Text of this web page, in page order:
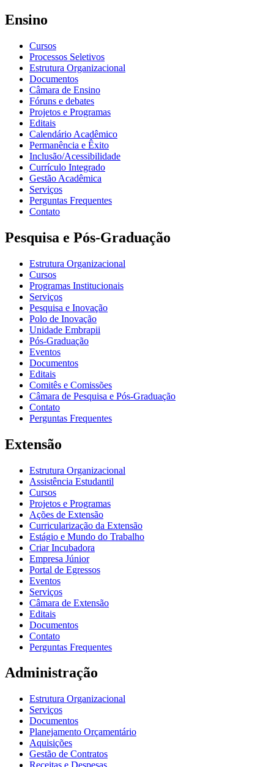
Ensino
Cursos
Processos Seletivos
Estrutura Organizacional
Documentos
Câmara de Ensino
Fóruns e debates
Projetos e Programas
Editais
Calendário Acadêmico
Permanência e Êxito
Inclusão/Acessibilidade
Currículo Integrado
Gestão Acadêmica
Serviços
Perguntas Frequentes
Contato
Pesquisa e Pós-Graduação
Estrutura Organizacional
Cursos
Programas Institucionais
Serviços
Pesquisa e Inovação
Polo de Inovação
Unidade Embrapii
Pós-Graduação
Eventos
Documentos
Editais
Comitês e Comissões
Câmara de Pesquisa e Pós-Graduação
Contato
Perguntas Frequentes
Extensão
Estrutura Organizacional
Assistência Estudantil
Cursos
Projetos e Programas
Ações de Extensão
Curricularização da Extensão
Estágio e Mundo do Trabalho
Criar Incubadora
Empresa Júnior
Portal de Egressos
Eventos
Serviços
Câmara de Extensão
Editais
Documentos
Contato
Perguntas Frequentes
Administração
Estrutura Organizacional
Serviços
Documentos
Planejamento Orçamentário
Aquisições
Gestão de Contratos